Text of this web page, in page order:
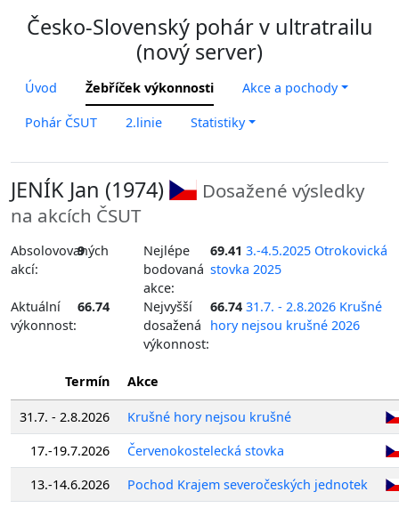
Česko-Slovenský pohár v ultratrailu
(nový server)
Úvod Žebříček výkonnosti Akce a pochody
Pohár ČSUT 2.linie Statistiky
JENÍK Jan (1974)
Dosažené výsledky
na akcích ČSUT
Absolovovaných
akcí:
9
Nejlépe
bodovaná
akce:
69.41 3.-4.5.2025 Otrokovická
stovka 2025
Aktuální
výkonnost:
66.74
Nejvyšší
dosažená
výkonnost:
66.74 31.7. - 2.8.2026 Krušné
hory nejsou krušné 2026
Termín Akce
31.7. - 2.8.2026
Krušné hory nejsou krušné
17.-19.7.2026
Červenokostelecká stovka
13.-14.6.2026
Pochod Krajem severočeských jednotek